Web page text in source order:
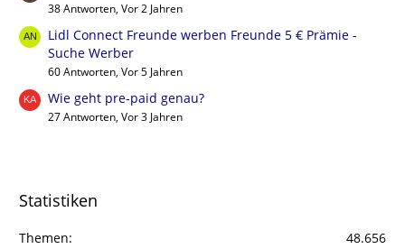
38 Antworten, Vor 2 Jahren
Lidl Connect Freunde werben Freunde 5 € Prämie -
Suche Werber
60 Antworten, Vor 5 Jahren
Wie geht pre-paid genau?
27 Antworten, Vor 3 Jahren
Statistiken
Themen
48.656